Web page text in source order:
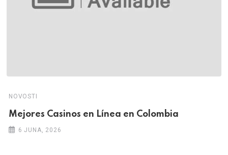
NOVOSTI
Mejores Casinos en Línea en Colombia
6 JUNA, 2026